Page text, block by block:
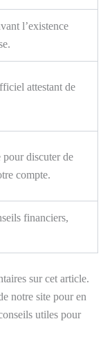
l’existence
attestant de
pour discuter de
compte.
financiers,
sur cet article.
notre site pour en
utiles pour